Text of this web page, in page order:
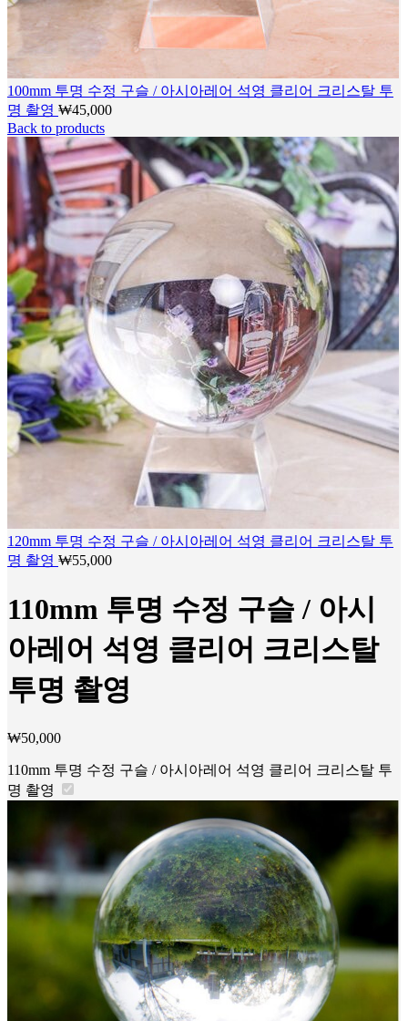
100mm 투명 수정 구슬 / 아시아레어 석영 클리어 크리스탈 투
명 촬영 ₩45,000
Back to products
120mm 투명 수정 구슬 / 아시아레어 석영 클리어 크리스탈 투
명 촬영 ₩55,000
110mm 투명 수정 구슬 / 아시
아레어 석영 클리어 크리스탈
투명 촬영
₩50,000
110mm 투명 수정 구슬 / 아시아레어 석영 클리어 크리스탈 투
명 촬영